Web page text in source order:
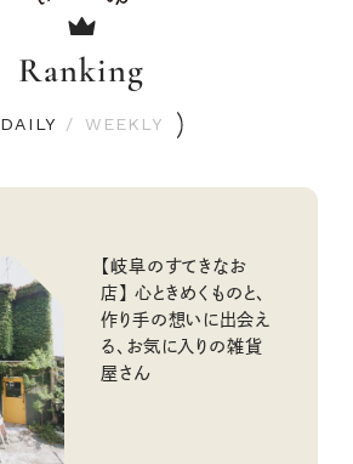
Ranking
DAILY / WEEKLY
【岐阜のすてきなお
店】 心ときめくものと、
作り手の想いに出会え
る、お気に入りの雑貨
屋さん